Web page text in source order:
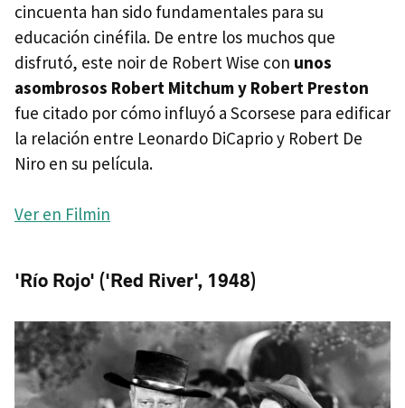
cincuenta han sido fundamentales para su
educación cinéfila. De entre los muchos que
disfrutó, este noir de Robert Wise con unos
asombrosos Robert Mitchum y Robert Preston
fue citado por cómo influyó a Scorsese para edificar
la relación entre Leonardo DiCaprio y Robert De
Niro en su película.
Ver en Filmin
'Río Rojo' ('Red River', 1948)